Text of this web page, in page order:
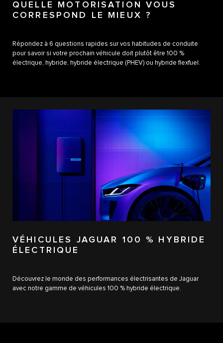
QUELLE MOTORISATION VOUS
CORRESPOND LE MIEUX ?
Répondez à 6 questions rapides sur vos habitudes de conduite
pour savoir si votre prochain véhicule doit plutôt être 100 %
électrique, hybride, hybride électrique (PHEV) ou hybride flexfuel.
VÉHICULES JAGUAR 100 % HYBRIDE
ÉLECTRIQUE
Découvrez le monde des performances électrisantes de Jaguar
avec notre gamme de véhicules 100 % hybride électrique.